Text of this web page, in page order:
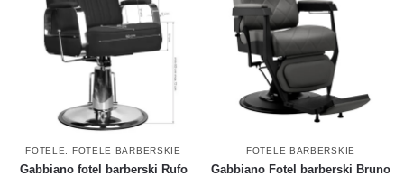
FOTELE FOTELE BARBERSKIE
Gabbiano fotel barberski Rufo
FOTELE BARBERSKIE
Gabbiano Fotel barberski Bruno